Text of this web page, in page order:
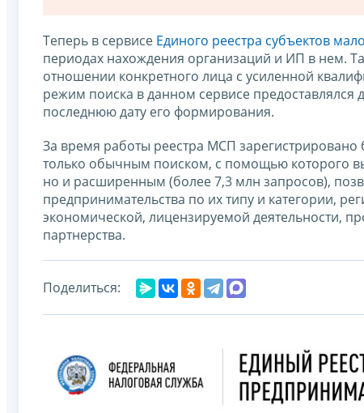
Теперь в сервисе Единого реестра субъектов
периодах нахождения организаций и ИП в нем.
отношении конкретного лица с усиленной
режим поиска в данном сервисе
последнюю дату его формирования.
За время работы реестра МСП
только обычным поиском, с помощью которого
но и расширенным (более 7,3 млн запросов),
предпринимательства по их типу и категории,
экономической, лицензируемой деятельности,
партнерства.
Поделиться: